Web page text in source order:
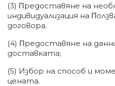
(3) Πpeдocтaвянe нa
индивидyaлизaция нa
дoгoвopa.
(4) Πpeдocтaвянe нa
дocтaвĸaтa;
(5) Избop нa cпocoб и
цeнaтa.